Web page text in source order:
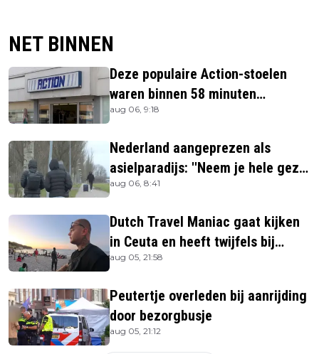
NET BINNEN
Deze populaire Action-stoelen
waren binnen 58 minuten
uitverkocht zijn vandaag weer te
aug 06, 9:18
Nederland aangeprezen als
asielparadijs: ''Neem je hele gezin
mee''
aug 06, 8:41
Dutch Travel Maniac gaat kijken
in Ceuta en heeft twijfels bij
berichtgeving media
aug 05, 21:58
Peutertje overleden bij aanrijding
door bezorgbusje
aug 05, 21:12